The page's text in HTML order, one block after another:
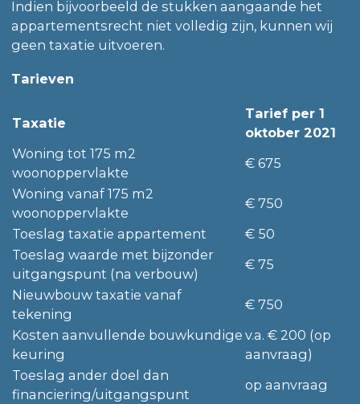
Indien bijvoorbeeld de stukken aangaande het
appartementsrecht niet volledig zijn, kunnen wij
geen taxatie uitvoeren.
Tarieven
Taxatie
Tarief per 1
oktober 2021
Woning tot 175 m2
woonoppervlakte
€ 675
Woning vanaf 175 m2
woonoppervlakte
€ 750
Toeslag taxatie appartement
€ 50
Toeslag waarde met bijzonder
uitgangspunt (na verbouw)
€ 75
Nieuwbouw taxatie vanaf
tekening
€ 750
Kosten aanvullende bouwkundige
keuring
v.a. € 200 (op
aanvraag)
Toeslag ander doel dan
financiering/uitgangspunt
op aanvraag